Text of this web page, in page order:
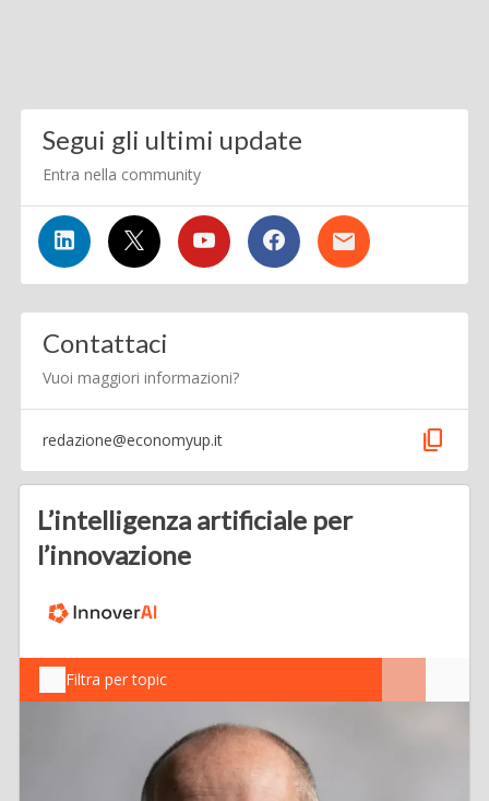
Segui gli ultimi update
Entra nella community
Contattaci
Vuoi maggiori informazioni?
redazione@economyup.it content_copy
L’intelligenza artificiale per
l’innovazione
Filtra per topic